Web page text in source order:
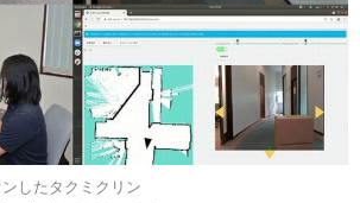
ンしたタクミクリン